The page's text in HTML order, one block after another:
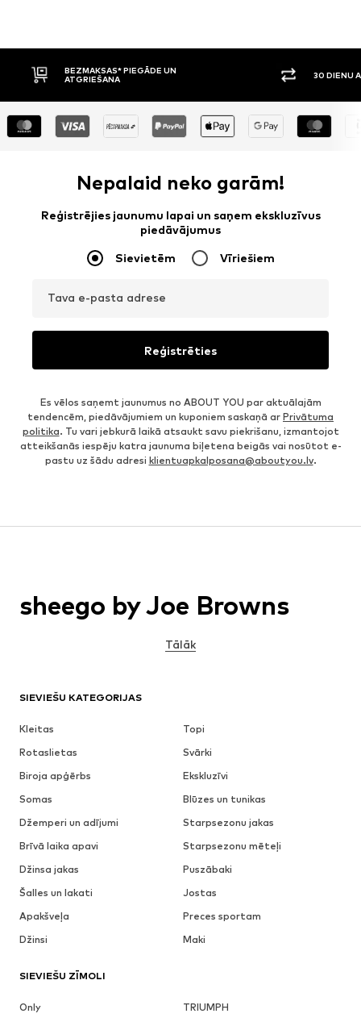
BEZMAKSAS* PIEGĀDE UN
ATGRIEŠANA
30 DIENU
Nepalaid neko garām!
Reģistrējies jaunumu lapai un saņem ekskluzīvus
piedāvājumus
Sievietēm Vīriešiem
Tava e-pasta adrese
Reģistrēties
Es vēlos saņemt jaunumus no ABOUT YOU par aktuālajām
tendencēm, piedāvājumiem un kuponiem saskaņā ar Privātuma
politika. Tu vari jebkurā laikā atsaukt savu piekrišanu, izmantojot
atteikšanās iespēju katra jaunuma biļetena beigās vai nosūtot e-
pastu uz šādu adresi klientuapkalposana@aboutyou.lv.
SIEVIEŠU KATEGORIJAS
Kleitas
Topi
Rotaslietas
Svārki
Biroja apģērbs
Ekskluzīvi
Somas
Blūzes un tunikas
Džemperi un adījumi
Starpsezonu jakas
Brīvā laika apavi
Starpsezonu mēteļi
Džinsa jakas
Puszābaki
Šalles un lakati
Jostas
Apakšveļa
Preces sportam
Džinsi
Maki
SIEVIEŠU ZĪMOLI
Only
TRIUMPH
sheego by Joe Browns
Tālāk